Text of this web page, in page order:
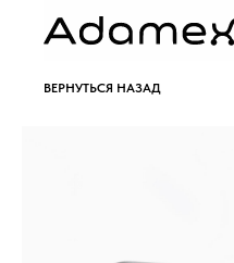
ВЕРНУТЬСЯ НАЗАД